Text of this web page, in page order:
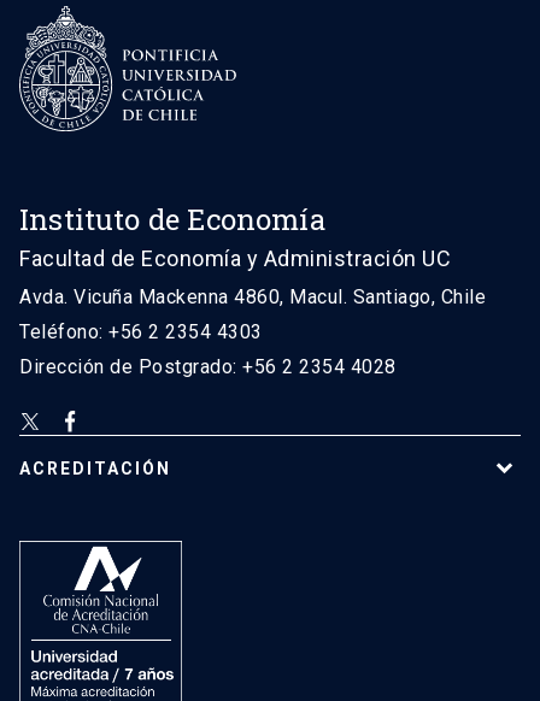
Instituto de Economía
Facultad de Economía y Administración UC
Avda. Vicuña Mackenna 4860, Macul. Santiago, Chile
Teléfono: +56 2 2354 4303
Dirección de Postgrado: +56 2 2354 4028
ACREDITACIÓN